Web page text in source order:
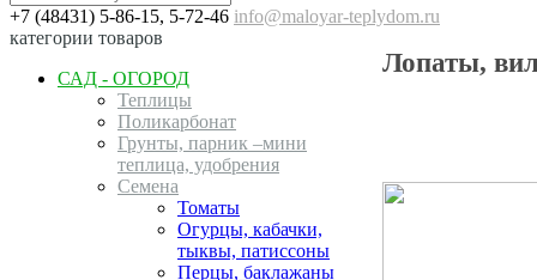
+7 (48431) 5-86-15, 5-72-46 info@maloyar-teplydom.ru
категории товаров
САД - ОГОРОД
Теплицы
Поликарбонат
Грунты, парник –мини
теплица, удобрения
Семена
Томаты
Огурцы, кабачки,
тыквы, патиссоны
Перцы, баклажаны
Лопаты,